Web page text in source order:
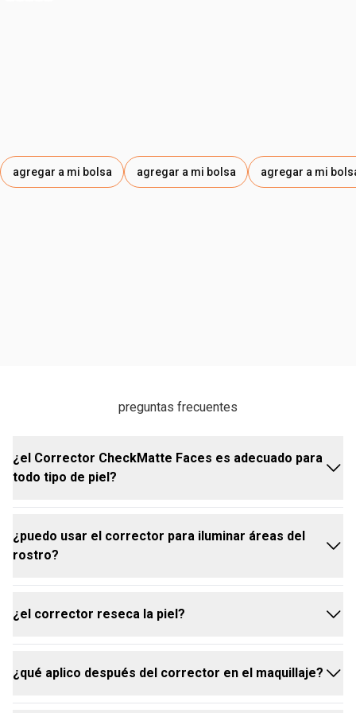
agregar a mi bolsa agregar a mi bolsa agregar a mi
preguntas frecuentes
¿el Corrector CheckMatte Faces es adecuado para
todo tipo de piel?
sí, el Corrector CheckMatte Faces fue desarrollado
para adaptarse a diferentes tipos de piel,
¿puedo usar el corrector para iluminar áreas del
rostro?
sí, elige un tono más claro para iluminar zonas como
¿el corrector reseca la piel?
no, la fórmula ligera y cómoda del Corrector
¿qué aplico después del corrector en el maquillaje?